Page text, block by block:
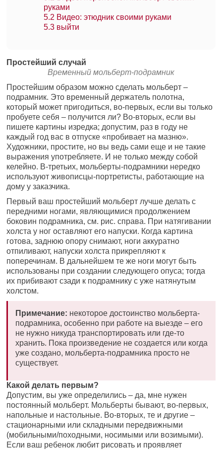
руками
5.2 Видео: этюдник своими руками
5.3 выйти
Простейший случай
Временный мольберт-подрамник
Простейшим образом можно сделать мольберт –
подрамник. Это временный держатель полотна,
который может пригодиться, во-первых, если вы только
пробуете себя – получится ли? Во-вторых, если вы
пишете картины изредка; допустим, раз в году не
каждый год вас в отпуске «пробивает на мазню».
Художники, простите, но вы ведь сами еще и не такие
выражения употребляете. И не только между собой
келейно. В-третьих, мольберты-подрамники нередко
используют живописцы-портретисты, работающие на
дому у заказчика.
Первый ваш простейший мольберт лучше делать с
передними ногами, являющимися продолжением
боковин подрамника, см. рис. справа. При натягивании
холста у ног оставляют его напуски. Когда картина
готова, заднюю опору снимают, ноги аккуратно
отпиливают, напуски холста прикрепляют к
поперечинам. В дальнейшем те же ноги могут быть
использованы при создании следующего опуса; тогда
их прибивают сзади к подрамнику с уже натянутым
холстом.
Примечание: некоторое достоинство мольберта-
подрамника, особенно при работе на выезде – его
не нужно никуда транспортировать или где-то
хранить. Пока произведение не создается или когда
уже создано, мольберта-подрамника просто не
существует.
Какой делать первым?
Допустим, вы уже определились – да, мне нужен
постоянный мольберт. Мольберты бывают, во-первых,
напольные и настольные. Во-вторых, те и другие –
стационарными или складными передвижными
(мобильными/походными, носимыми или возимыми).
Если ваш ребенок любит рисовать и проявляет